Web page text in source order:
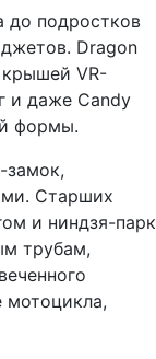
до подростков
Dragon
VR-
и даже Candy
формы.
замок,
Старших
и ниндзя-парк
трубам,
мотоцикла,